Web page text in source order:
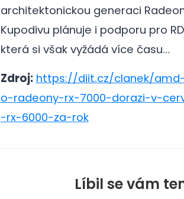
architektonickou generaci
Kupodivu plánuje i podporu pro
která si však vyžádá více času…
Zdroj: https://diit.cz/clanek/
o-radeony-rx-7000-dorazi-v-
-rx-6000-za-rok
Líbil se vám